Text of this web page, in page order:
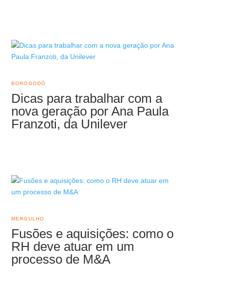
Dicas para trabalhar com a
nova geração por Ana Paula
Franzoti, da Unilever
BOROGODÓ
Fusões e aquisições: como o
RH deve atuar em um
processo de M&A
MERGULHO